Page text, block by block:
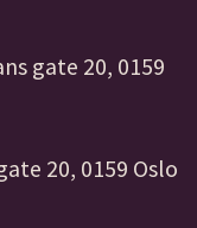
gate 20, 0159
20, 0159 Oslo